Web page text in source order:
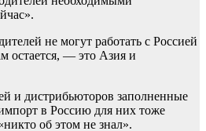
не могут работать с Россией
остается, — это Азия и
и дистрибьюторов заполненные
в Россию для них тоже
об этом не знал».